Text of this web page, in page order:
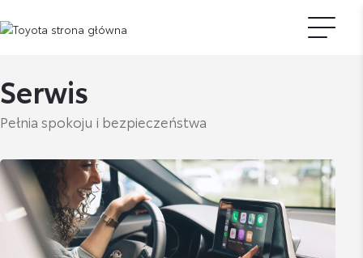
Serwis
Pełnia spokoju i bezpieczeństwa